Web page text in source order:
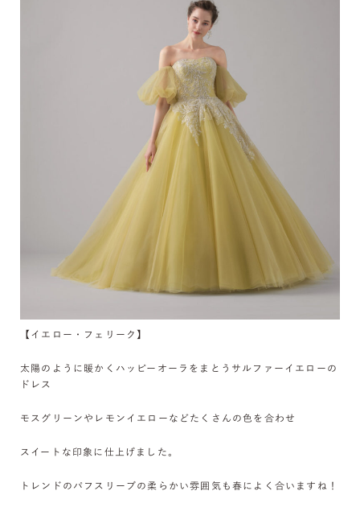
【イエロー・フェリーク】
太陽のように暖かくハッピーオーラをまとうサルファーイエローの
ドレス
モスグリーンやレモンイエローなどたくさんの色を合わせ
スイートな印象に仕上げました。
トレンドのパフスリーブの柔らかい雰囲気も春によく合いますね！